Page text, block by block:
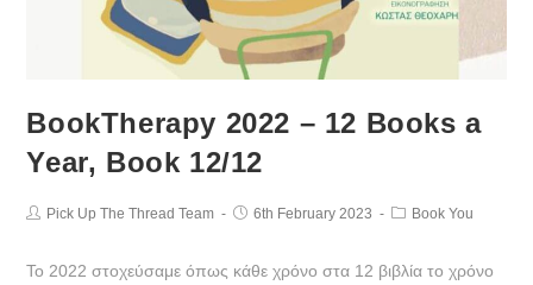
BookTherapy 2022 – 12 Books a
Year, Βook 12/12
Pick Up The Thread Team 6th February 2023 Book You
Το 2022 στοχεύσαμε όπως κάθε χρόνο στα 12 βιβλία το χρόνο